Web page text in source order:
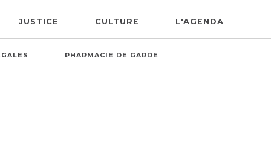
JUSTICE CULTURE L'AGENDA
PHARMACIE DE GARDE